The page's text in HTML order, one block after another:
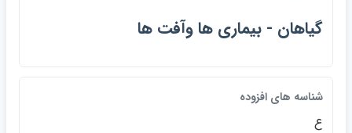
گياهان - بيماري ها وآفت ها
شناسه هاي افزوده
ع